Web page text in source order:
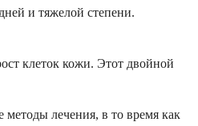
и тяжелой степени.
клеток кожи. Этот двойной
лечения, в то время как